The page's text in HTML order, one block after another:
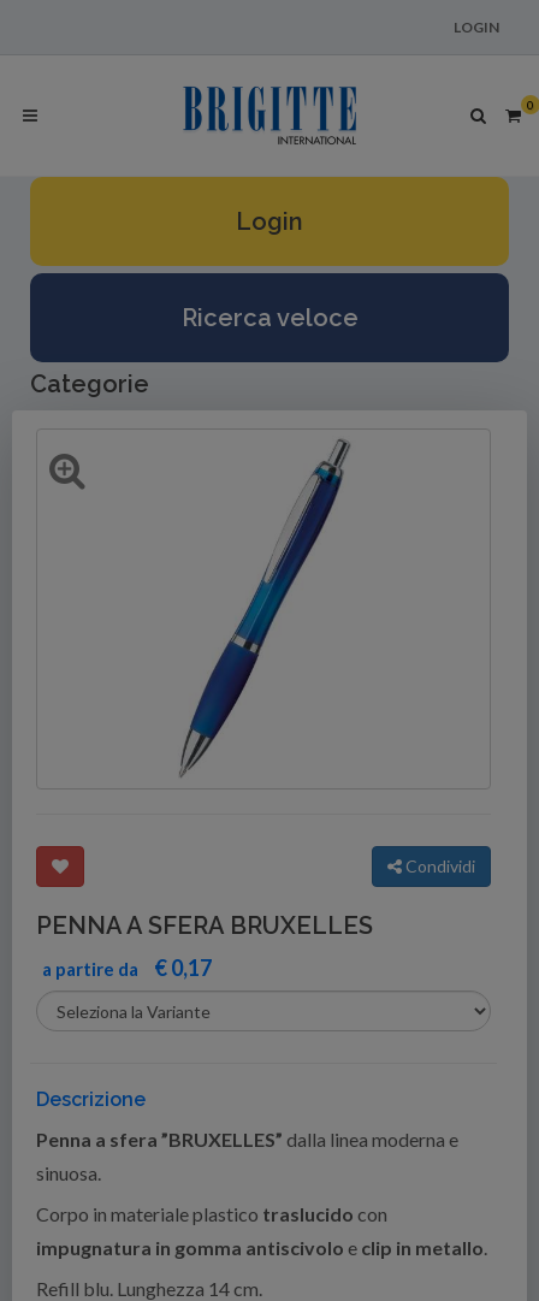
LOGIN
0
Login
Ricerca veloce
Categorie
Condividi
PENNA A SFERA BRUXELLES
a partire da € 0,17
Descrizione
Penna a sfera ”BRUXELLES” dalla linea moderna e
sinuosa.
Corpo in materiale plastico traslucido con
impugnatura in gomma antiscivolo e clip in metallo.
Refill blu. Lunghezza 14 cm.